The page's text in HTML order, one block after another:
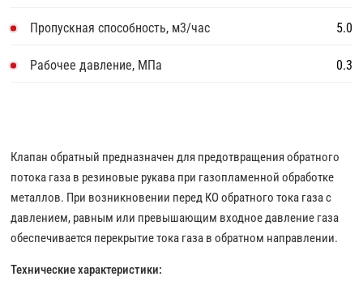
Клапан обратный предназначен для предотвращения обратного
потока газа в резиновые рукава при газопламенной обработке
металлов. При возникновении перед КО обратного тока газа с
давлением, равным или превышающим входное давление газа
обеспечивается перекрытие тока газа в обратном направлении.
Технические характеристики:
Пропускная способность, м3/час 5.0
Рабочее давление, МПа 0.3